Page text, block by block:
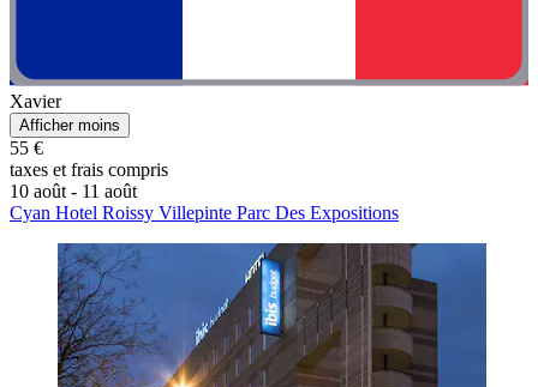
Xavier
Afficher moins
55 €
taxes et frais compris
10 août - 11 août
Cyan Hotel Roissy Villepinte Parc Des Expositions